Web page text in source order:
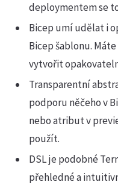
deploymentem se
Bicep umí udělat i
Bicep šablonu.
vytvořit
Transparentní
podporu něčeho v
nebo atribut v
použít.
DSL je podobné
přehledné a